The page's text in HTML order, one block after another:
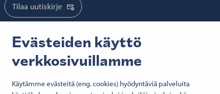
Evästeiden käyttö
verkkosivuillamme
Käytämme evästeitä (eng. cookies) hyödyntäviä palveluita
Tilaa uutiskirje
Tilaa mediatiedotteet
Seuraa meitä: